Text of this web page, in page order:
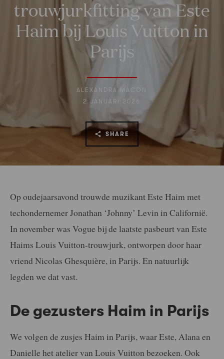
trouwjurkfitting van Este
Haim bij Louis Vuitton in
Parijs
ALEXANDRA MACON
2 JANUARI 2026
SHARE
Op oudejaarsavond trouwde muzikant Este Haim met
techondernemer Jonathan ‘Johnny’ Levin in Californië.
In november was Vogue bij de laatste pasbeurt van Este
Haims Louis Vuitton-trouwjurk, ontworpen door haar
vriend Nicolas Ghesquière, in Parijs. En natuurlijk
legden we dat vast.
De gezusters Haim in Parijs
We volgen de zusjes Haim in Parijs, waar Este, Alana en
Danielle het atelier van Louis Vuitton bezoeken. Ook